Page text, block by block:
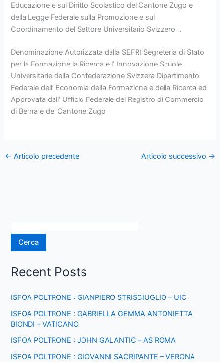
Educazione e sul Diritto Scolastico del Cantone Zugo e
della Legge Federale sulla Promozione e sul
Coordinamento del Settore Universitario Svizzero .
Denominazione Autorizzata dalla SEFRI Segreteria di Stato
per la Formazione la Ricerca e l’ Innovazione Scuole
Universitarie della Confederazione Svizzera Dipartimento
Federale dell’ Economia della Formazione e della Ricerca ed
Approvata dall’ Ufficio Federale del Registro di Commercio
di Berna e del Cantone Zugo
← Articolo precedente Articolo successivo →
Cerca
Recent Posts
ISFOA POLTRONE : GIANPIERO STRISCIUGLIO – UIC
ISFOA POLTRONE : GABRIELLA GEMMA ANTONIETTA
BIONDI – VATICANO
ISFOA POLTRONE : JOHN GALANTIC – AS ROMA
ISFOA POLTRONE : GIOVANNI SACRIPANTE – VERONA